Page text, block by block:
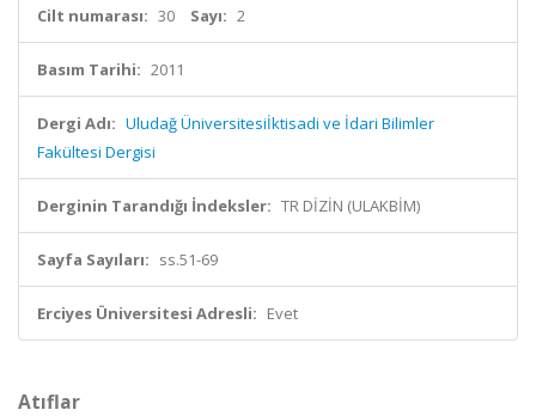
Cilt numarası: 30 Sayı: 2
Basım Tarihi: 2011
Dergi Adı: Uludağ Üniversitesiİktisadi ve İdari Bilimler
Fakültesi Dergisi
Derginin Tarandığı İndeksler: TR DİZİN (ULAKBİM)
Sayfa Sayıları: ss.51-69
Erciyes Üniversitesi Adresli: Evet
Atıflar